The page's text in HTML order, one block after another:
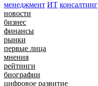
менеджмент ИТ консалтинг
новости
бизнес
финансы
рынки
первые лица
мнения
рейтинги
биографии
цифровое развитие